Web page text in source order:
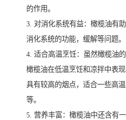
的作用。
3. 对消化系统有益：橄榄油有
消化系统的功能，缓解等问题。
4. 适合高温烹饪：虽然橄榄油
橄榄油在低温烹饪和凉拌中表
具有较高的烟点，适合一些高
等。
5. 营养丰富：橄榄油中还含有